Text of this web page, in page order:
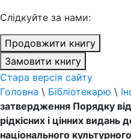
Cлідкуйте за нами:
Продовжити книгу
Замовити книгу
Стара версія сайту
Головна \ Бібліотекарю \
затвердження Порядку
рідкісних і цінних
національного